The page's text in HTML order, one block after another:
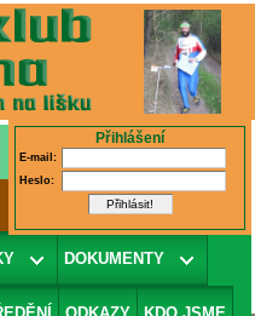
Přihlášení
E-mail:
Heslo:
DOKUMENTY
PP-2016-E3-